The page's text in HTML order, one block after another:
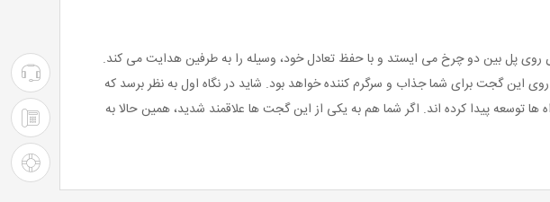
پل بین دو چرخ می ایستد و با حفظ تعادل خود، وسیله را به طرفین هدایت می کند.
این گجت برای شما جذاب و سرگرم کننده خواهد بود. شاید در نگاه اول به نظر برسد که
توسعه پیدا کرده اند. اگر شما هم به یکی از این گجت ها علاقمند شدید، همین حالا به
۰۲۱-۴۲۰۲۴
:
پشتیبانی
۰۲۱-۴۲۰۲۴
: شرکت
راهنمای